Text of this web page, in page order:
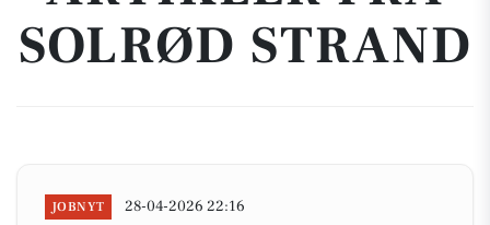
SOLRØD STRAND
JOBNYT 28-04-2026 22:16